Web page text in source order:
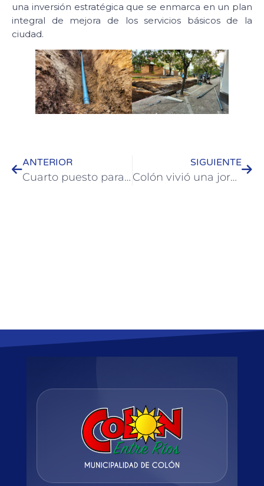
una inversión estratégica que se enmarca en un plan
integral de mejora de los servicios básicos de la
ciudad.
ANTERIOR
Cuarto puesto para las colonenses en el Torneo Nacional de Selecciones de Vóley
SIGUIENTE
Colón vivió una jornada histórica de integración y solidaridad con la Correcaminata Binacional